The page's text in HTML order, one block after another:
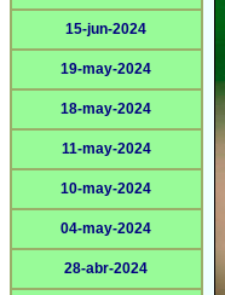
15-jun-2024
19-may-2024
18-may-2024
11-may-2024
10-may-2024
04-may-2024
28-abr-2024